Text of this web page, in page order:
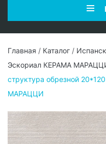
Главная / Каталог /
Эскориал КЕРАМА
структура обрезной
МАРАЦЦИ